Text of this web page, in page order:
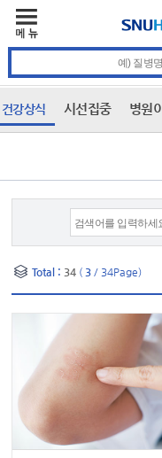
건강상식 시선집중 병원
Total : 34 ( 3/ 34Page)